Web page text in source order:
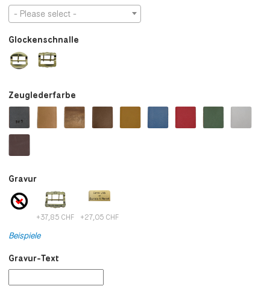
- Please select -
Glockenschnalle
Zeuglederfarbe
Gravur
+37,85 CHF +27,05 CHF
Beispiele
Gravur-Text